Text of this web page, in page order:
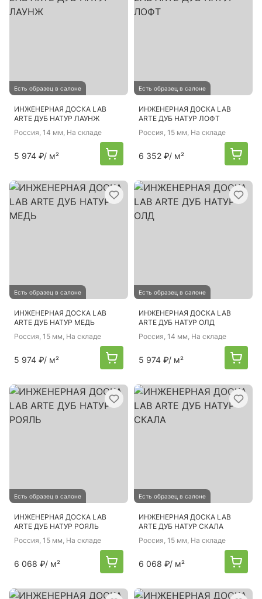
Есть образец в салоне
ИНЖЕНЕРНАЯ ДОСКА LAB
ARTE ДУБ НАТУР ЛАУНЖ
Россия, 14 мм, На складе
5 974 ₽/ м²
Есть образец в салоне
ИНЖЕНЕРНАЯ ДОСКА LAB
ARTE ДУБ НАТУР ЛОФТ
Россия, 15 мм, На складе
6 352 ₽/ м²
Есть образец в салоне
ИНЖЕНЕРНАЯ ДОСКА LAB
ARTE ДУБ НАТУР МЕДЬ
Россия, 15 мм, На складе
5 974 ₽/ м²
Есть образец в салоне
ИНЖЕНЕРНАЯ ДОСКА LAB
ARTE ДУБ НАТУР ОЛД
Россия, 14 мм, На складе
5 974 ₽/ м²
Есть образец в салоне
ИНЖЕНЕРНАЯ ДОСКА LAB
ARTE ДУБ НАТУР РОЯЛЬ
Россия, 15 мм, На складе
6 068 ₽/ м²
Есть образец в салоне
ИНЖЕНЕРНАЯ ДОСКА LAB
ARTE ДУБ НАТУР СКАЛА
Россия, 15 мм, На складе
6 068 ₽/ м²